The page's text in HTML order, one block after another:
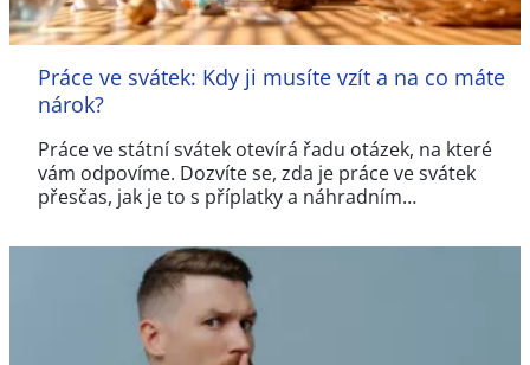
Práce ve svátek: Kdy ji musíte vzít a na co máte
nárok?
Práce ve státní svátek otevírá řadu otázek, na které
vám odpovíme. Dozvíte se, zda je práce ve svátek
přesčas, jak je to s příplatky a náhradním…